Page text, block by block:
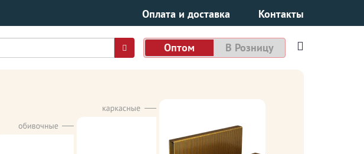
Оплата и доставка Контакты
Оптом В Розницу